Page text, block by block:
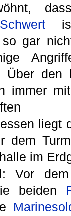
Schwert
so gar
Über
immer
liegt
dem
im
Vor
beiden